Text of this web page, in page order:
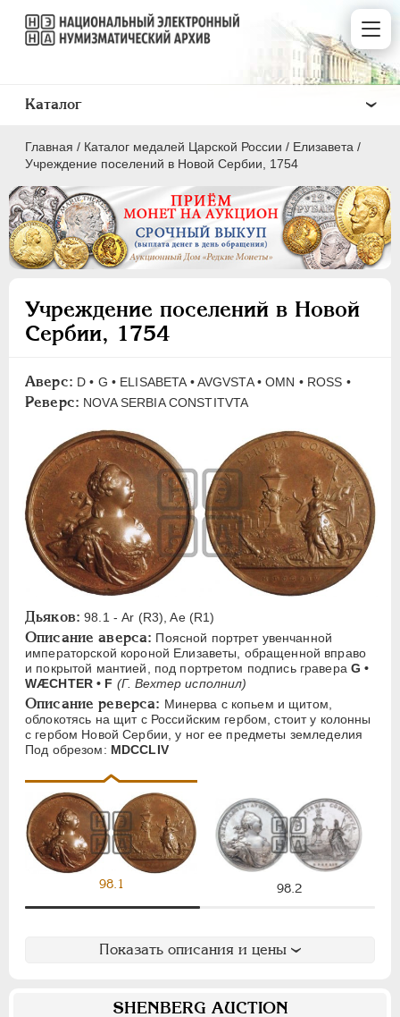
Главная / Каталог медалей Царской России / Елизавета /
Учреждение поселений в Новой Сербии, 1754
Учреждение поселений в Новой
Сербии, 1754
Аверс: D • G • ELISABETA • AVGVSTA • OMN • ROSS •
Реверс: NOVA SERBIA CONSTITVTA
Дьяков: 98.1 - Ar (R3), Ae (R1)
Описание аверса: Поясной портрет увенчанной
императорской короной Елизаветы, обращенной вправо
и покрытой мантией, под портретом подпись гравераG •
WÆCHTER • F (Г. Вехтер исполнил)
Описание реверса: Минерва с копьем и щитом,
облокотясь на щит с Российским гербом, стоит у колонны
с гербом Новой Сербии, у ног ее предметы земледелия
Под обрезом: MDCCLIV
98.1 98.2
Показать описания и цены
SHENBERG AUCTION
Каталог
ВСЕ
ЕКАТЕРИНА I 1725-1727
ПЕТР II 1727-1729
ИОАНН АНТОНОВИЧ 1740-1741
ЕЛИЗАВЕТА 1741-1762
Латинская надпись
B C D E F J
L
N
Q R S T U
Русская надпись
Е Н
ПЕТР III 1762-1762
ЕКАТЕРИНА II 1762-1796
ПАВЕЛ I 1796-1801
АЛЕКСАНДР I 1801-1825
НИКОЛАЙ I 1826-1855
АЛЕКСАНДР II
АЛЕКСАНДР III 1881-1894
НИКОЛАЙ II 1894-1917
СЕРИИ МЕДАЛЕЙ 1600-1881